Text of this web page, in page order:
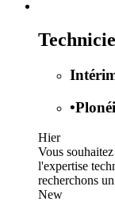
•
Hier
Vous
l'expertise
recherchons
New